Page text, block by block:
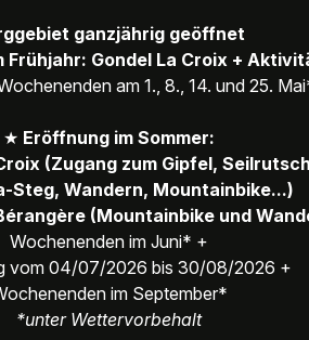
ganzjährig geöffnet
Frühjahr: Gondel La Croix +
am 1., 8., 14. und 25.
★ Eröffnung im Sommer:
(Zugang zum Gipfel,
Steg, Wandern, Mountainbike...)
(Mountainbike und
Wochenenden im Juni* +
vom 04/07/2026 bis 30/08/2026 +
im September*
*unter Wettervorbehalt